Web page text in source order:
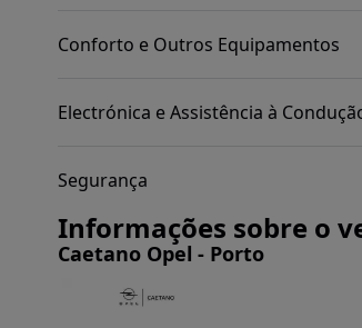
Conforto e Outros Equipamentos
Electrónica e Assistência à
Segurança
Informações sobre o
Caetano Opel - Porto